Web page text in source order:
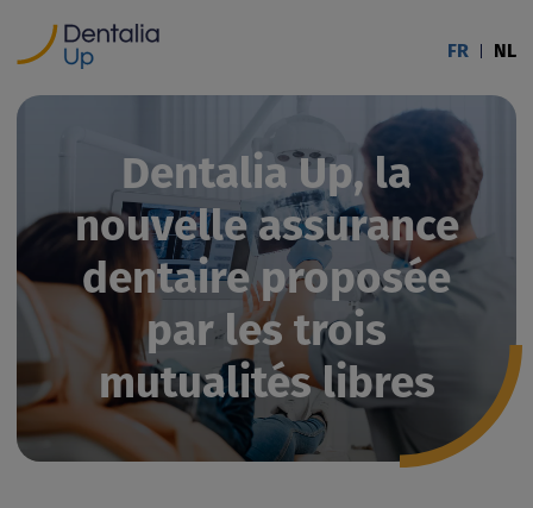
FR NL
Dentalia Up, la
nouvelle assurance
dentaire proposée
par les trois
mutualités libres